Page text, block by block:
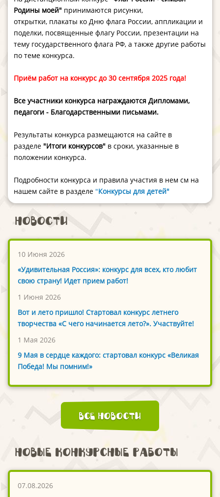
Родины моей​" принимаются рисунки,
открытки, плакаты ко Дню флага России, аппликации и
поделки, посвященные флагу России, презентации на
тему государственного флага РФ, а также другие работы
по теме конкурса.
Приём работ на конкурс до 30 сентября 2025 года!
Все участники конкурса награждаются Дипломами,
педагоги - Благодарственными письмами. ​
Результаты конкурса размещаются на сайте в
разделе "Итоги конкурсов" в сроки, указанные в
положении конкурса.
Подробности конкурса и правила участия в нем см на
нашем сайте в разделе "Конкурсы для детей"
Новости
10 Июня 2026
«Удивительная Россия»: конкурс для всех, кто любит
свою страну! Идет прием работ!
1 Июня 2026
Вот и лето пришло! Стартовал конкурс летнего
творчества «С чего начинается лето?». Участвуйте!
1 Мая 2026
9 Мая в сердце каждого: стартовал конкурс «Великая
Победа! Мы помним!»
Все новости
Новые конкурсные работы
07.08.2026